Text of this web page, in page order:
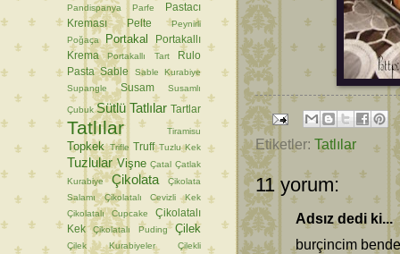
Etiketler: Tatlılar
11 yorum:
Adsız dedi ki...
burçincim
Pandispanya
Parfe
Pastacı
Kreması
Pelte
Peynirli
Poğaça
Portakal
Portakallı
Krema
Portakallı Tart
Rulo
Pasta Sable
Sable Kurabiye
Supangle
Susam Susamlı
Çubuk Sütlü Tatlılar Tartlar
Tatlılar Tiramisu
Topkek Trifle Truff Tuzlu Kek
Tuzlular Vişne Çatal Çatlak
Kurabiye
Çikolata
Çikolata
Salamı
Çikolatalı Cevizli Kek
Çikolatalı Cupcake
Çikolatalı
Kek
Çikolatalı Puding Çilek
Çilek Kurabiyeler
Çilekli